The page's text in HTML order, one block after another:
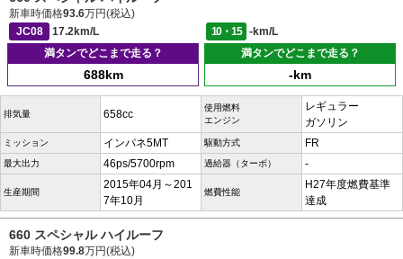
新車時価格93.6万円(税込)
JC08
17.2km/L 10・15
-km/L
満タンでどこまで走る？
688km
満タンでどこまで走る？
-km
排気量 658cc
使用燃料
エンジン
レギュラー
ガソリン
ミッション インパネ5MT 駆動方式 FR
最大出力 46ps/5700rpm 過給器（ターボ） -
生産期間
2015年04月～201
7年10月
燃費性能
H27年度燃費基準
達成
660 スペシャル ハイルーフ
新車時価格99.8万円(税込)